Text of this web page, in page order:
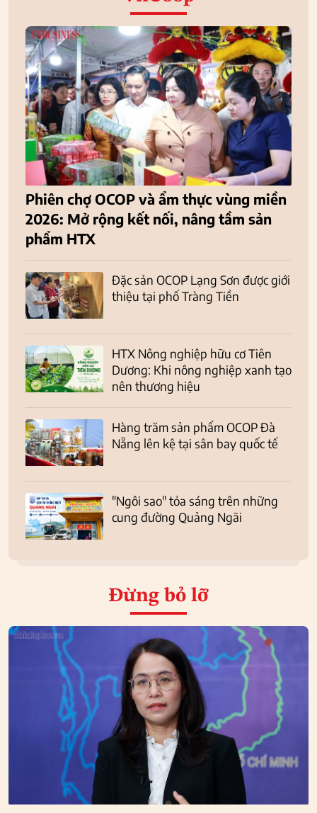
Phiên chợ OCOP và ẩm thực vùng miền
2026: Mở rộng kết nối, nâng tầm sản
phẩm HTX
Đặc sản OCOP Lạng Sơn được giới
thiệu tại phố Tràng Tiền
HTX Nông nghiệp hữu cơ Tiên
Dương: Khi nông nghiệp xanh tạo
nên thương hiệu
Hàng trăm sản phẩm OCOP Đà
Nẵng lên kệ tại sân bay quốc tế
"Ngôi sao" tỏa sáng trên những
cung đường Quảng Ngãi
Đừng bỏ lỡ